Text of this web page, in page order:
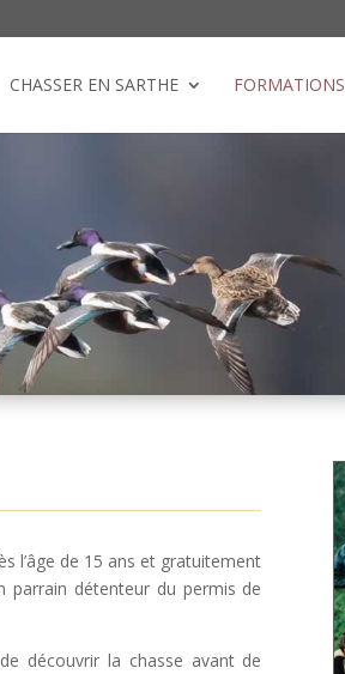
CHASSER EN SARTHE FORMATIONS
l’âge de 15 ans et gratuitement
parrain détenteur du permis de
découvrir la chasse avant de